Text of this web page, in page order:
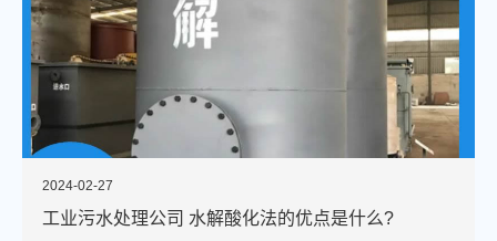
2024-02-27
工业污水处理公司 水解酸化法的优点是什么?